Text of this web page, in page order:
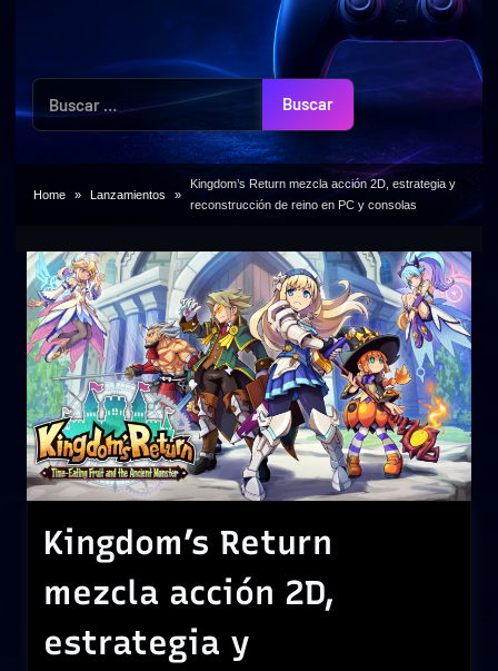
Home Lanzamientos
Kingdom’s Return mezcla acción 2D, estrategia y
reconstrucción de reino en PC y consolas
Kingdom’s Return
mezcla acción 2D,
estrategia y